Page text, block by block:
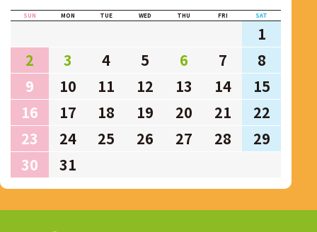
SUN MON TUE WED THU FRI SAT
1
2
3 4 5 6 7
8
9
10 11 12 13 14
15
16
17 18 19 20 21
22
23
24 25 26 27 28
29
30
31